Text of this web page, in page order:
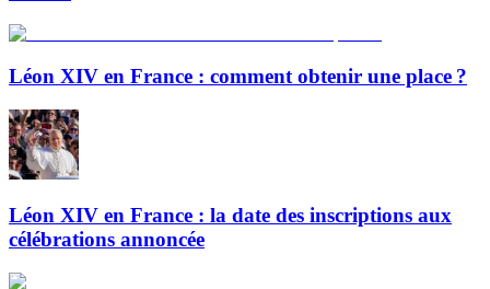
Léon XIV en France : comment obtenir une place ?
Léon XIV en France : la date des inscriptions aux
célébrations annoncée